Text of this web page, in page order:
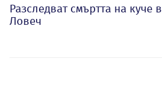
Разследват смъртта на куче в
Ловеч